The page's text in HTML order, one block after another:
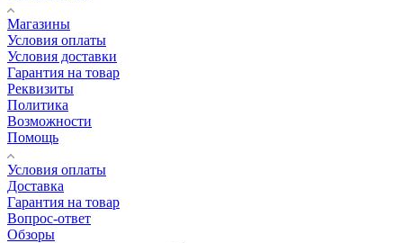
Магазины
Условия оплаты
Условия доставки
Гарантия на товар
Реквизиты
Политика
Возможности
Помощь
Условия оплаты
Доставка
Гарантия на товар
Вопрос-ответ
Обзоры